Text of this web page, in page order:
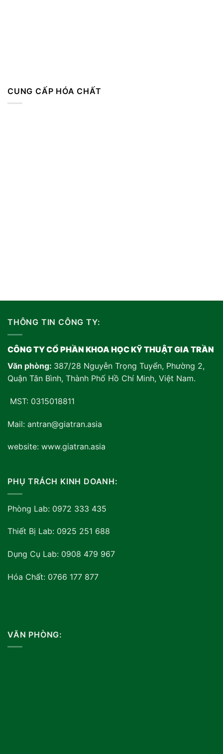
CUNG CẤP HÓA CHẤT
THÔNG TIN CÔNG TY:
CÔNG TY CỔ PHẦN KHOA HỌC KỸ THUẬT GIA TRẦN
Văn phòng: 387/28 Nguyễn Trọng Tuyển, Phường 2,
Quận Tân Bình, Thành Phố Hồ Chí Minh, Việt Nam.
MST: 0315018811
Mail: antran@giatran.asia
website: www.giatran.asia
PHỤ TRÁCH KINH DOANH:
Phòng Lab: 0972 333 435
Thiết Bị Lab: 0925 251 688
Dụng Cụ Lab: 0908 479 967
Hóa Chất: 0766 177 877
VĂN PHÒNG: